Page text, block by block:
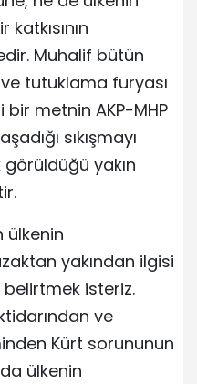
Muhalif bütün
tutuklama furyası
metnin AKP-MHP
sıkışmayı
yakın
ülkenin
yakından ilgisi
belirtmek isteriz.
ve
Kürt sorununun
ülkenin